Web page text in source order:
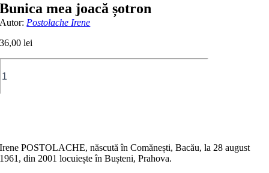
Bunica mea joacă șotron
Autor: Postolache Irene
36,00lei
Irene POSTOLACHE, născută în Comănești, Bacău, la 28 august
1961, din 2001 locuiește în Bușteni, Prahova.